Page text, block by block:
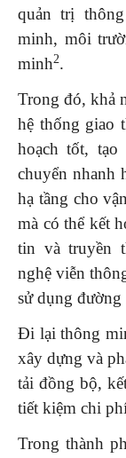
quản trị
minh, môi
minh2.
Trong đó, khả
hệ thống giao
hoạch tốt,
chuyển nhanh
hạ tầng cho
mà có thể kết
tin và truyền
nghệ viễn
sử dụng đường
Đi lại thông
xây dựng và
tải đồng bộ,
tiết kiệm chi
Trong thành